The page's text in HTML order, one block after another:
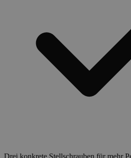
Drei konkrete Stellschrauben für mehr